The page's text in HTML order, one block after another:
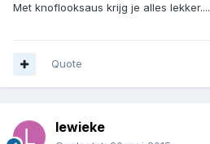
Met knoflooksaus krijg je alles lekker....
Quote
lewieke